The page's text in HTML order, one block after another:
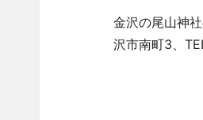
金沢の尾山神
沢市南町3、